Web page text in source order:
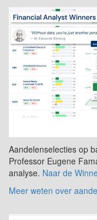
Aandelenselecties op
Professor Eugene
analyse. Naar de
Meer weten over